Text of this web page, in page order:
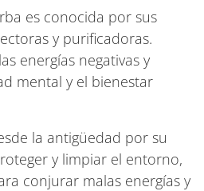
es conocida por sus
y purificadoras.
energías negativas y
mental y el bienestar
la antigüedad por su
y limpiar el entorno,
conjurar malas energías y